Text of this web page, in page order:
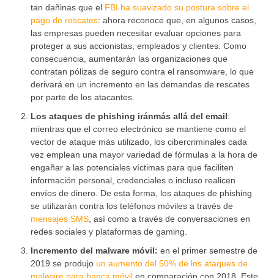
tan dañinas que el FBI ha suavizado su postura sobre el
pago de rescates: ahora reconoce que, en algunos casos,
las empresas pueden necesitar evaluar opciones para
proteger a sus accionistas, empleados y clientes. Como
consecuencia, aumentarán las organizaciones que
contratan pólizas de seguro contra el ransomware, lo que
derivará en un incremento en las demandas de rescates
por parte de los atacantes.
Los ataques de phishing iránmás allá del email:
mientras que el correo electrónico se mantiene como el
vector de ataque más utilizado, los cibercriminales cada
vez emplean una mayor variedad de fórmulas a la hora de
engañar a las potenciales víctimas para que faciliten
información personal, credenciales o incluso realicen
envíos de dinero. De esta forma, los ataques de phishing
se utilizarán contra los teléfonos móviles a través de
mensajes SMS , así como a través de conversaciones en
redes sociales y plataformas de gaming.
Incremento del malware móvil: en el primer semestre de
2019 se produjo un aumento del 50% de los ataques de
malware para banca móvil en comparación con 2018. Este